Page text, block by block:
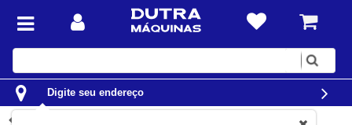
Digite
Digite seu endereço